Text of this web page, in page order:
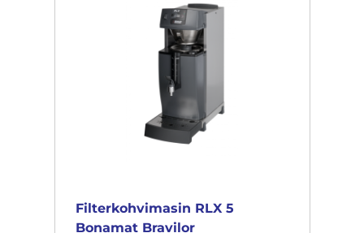
Filterkohvimasin RLX 5
Bonamat Bravilor